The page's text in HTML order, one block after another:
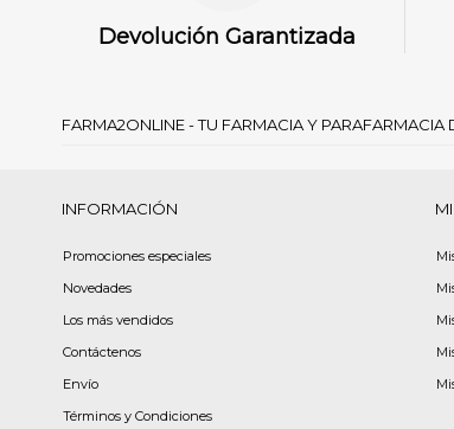
Devolución Garantizada
FARMA2ONLINE - TU FARMACIA Y PARAFARMACIA
INFORMACIÓN
Promociones especiales
Novedades
Los más vendidos
Contáctenos
Envío
Términos y Condiciones